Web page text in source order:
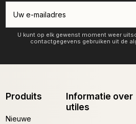
U kunt op elk gewenst moment weer
contactgegevens gebruiken uit de
Produits
Nieuwe
Informatie over
utiles